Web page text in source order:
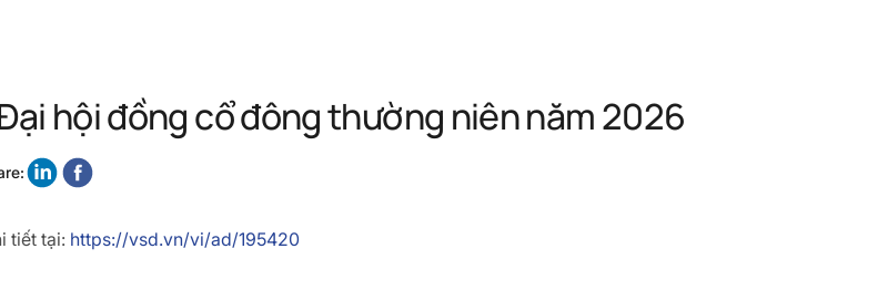
hội đồng cổ đông thường niên năm 2026
tiết tại: https://vsd.vn/vi/ad/195420